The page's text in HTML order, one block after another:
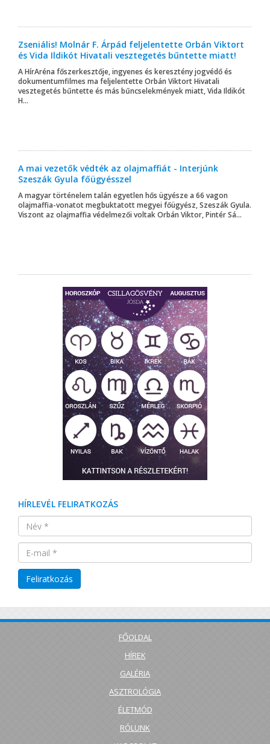
Zseniális! Molnár F. Árpád feljelentette Orbán Viktort
és Vida Ildikót Hivatali vesztegetés bűntette miatt!
A HírAréna főszerkesztője, ingyenes és keresztény jogvédő és
dokumentumfilmes ma feljelentette Orbán Viktort Hivatali
vesztegetés bűntette és más bűncselekmények miatt, Vida Ildikót
H...
A mai vezetők védték az olajmaffiát - Interjúnk
Szeszák Gyula főügyésszel
A magyar történelem talán egyetlen hős ügyésze a 66 vagon
olajmaffia-vonatot megbuktatott megyei főügyész, Szeszák Gyula.
Viszont az olajmaffia védelmezői voltak Orbán Viktor, Pintér Sá...
HÍRLEVÉL FELIRATKOZÁS
FŐOLDAL
HÍREK
GALÉRIA
ASZTROLÓGIA
ÉLETMÓD
RÓLUNK